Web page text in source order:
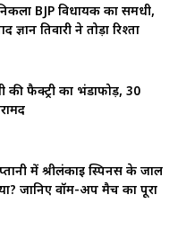
BJP विधायक का समधी,
तिवारी ने तोड़ा रिश्ता
की फैक्ट्री का भंडाफोड़, 30
में श्रीलंकाई स्पिनर्स के जाल
जानिए वॉर्म-अप मैच का पूरा